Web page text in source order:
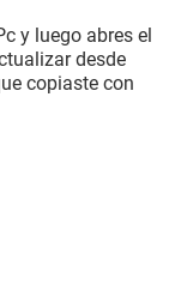
y luego abres el
desde
copiaste con